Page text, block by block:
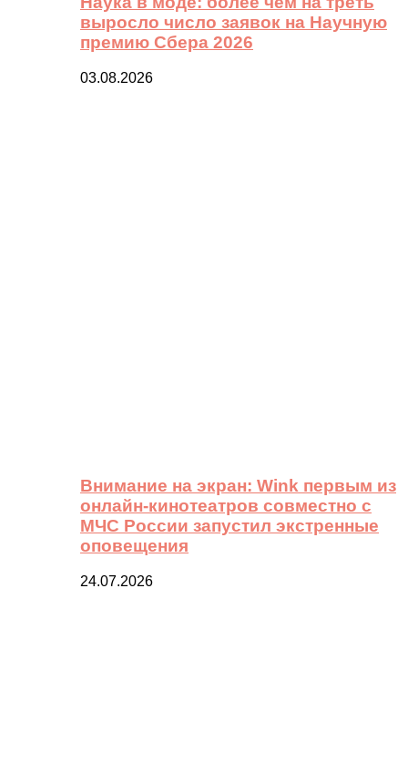
выросло число заявок на Научную
премию Сбера 2026
03.08.2026
Внимание на экран: Wink первым из
онлайн-кинотеатров совместно с
МЧС России запустил экстренные
оповещения
24.07.2026